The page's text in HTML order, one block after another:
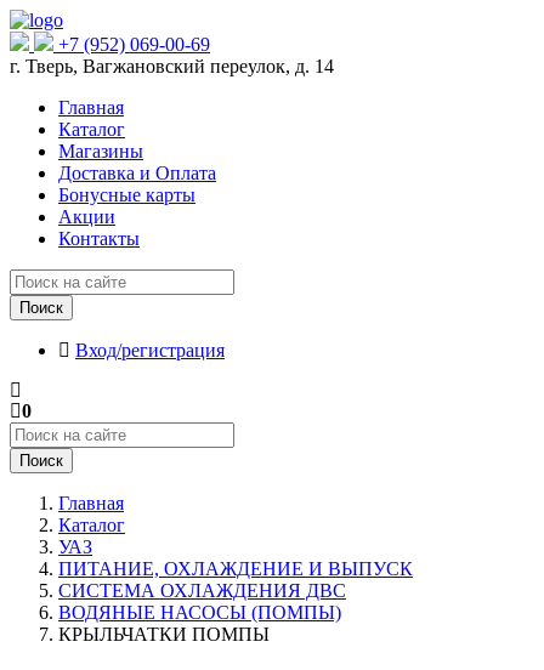
+7 (952) 069-00-69
г. Тверь, Вагжановский переулок, д. 14
Главная
Каталог
Магазины
Доставка и Оплата
Бонусные карты
Акции
Контакты
Поиск
Вход/регистрация
0
Поиск
Главная
Каталог
УАЗ
ПИТАНИЕ, ОХЛАЖДЕНИЕ И ВЫПУСК
СИСТЕМА ОХЛАЖДЕНИЯ ДВС
ВОДЯНЫЕ НАСОСЫ (ПОМПЫ)
КРЫЛЬЧАТКИ ПОМПЫ